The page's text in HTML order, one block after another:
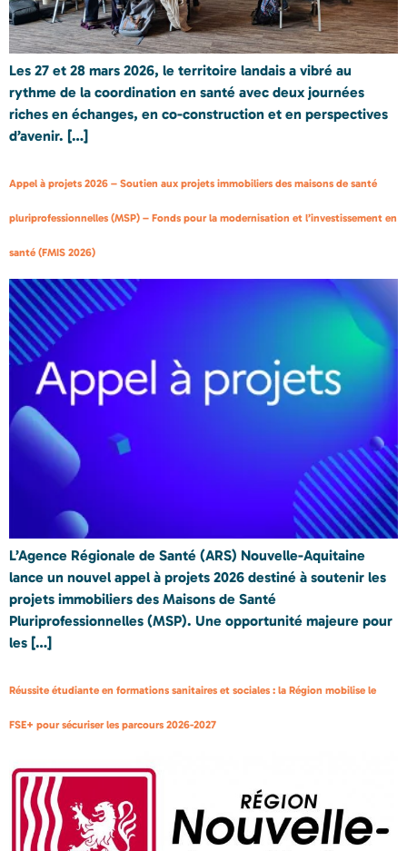
Les 27 et 28 mars 2026, le territoire landais a vibré au
rythme de la coordination en santé avec deux journées
riches en échanges, en co-construction et en perspectives
d’avenir. […]
Appel à projets 2026 – Soutien aux projets immobiliers des maisons de santé
pluriprofessionnelles (MSP) – Fonds pour la modernisation et l’investissement en
santé (FMIS 2026)
L’Agence Régionale de Santé (ARS) Nouvelle-Aquitaine
lance un nouvel appel à projets 2026 destiné à soutenir les
projets immobiliers des Maisons de Santé
Pluriprofessionnelles (MSP). Une opportunité majeure pour
les […]
Réussite étudiante en formations sanitaires et sociales : la Région mobilise le
FSE+ pour sécuriser les parcours 2026-2027